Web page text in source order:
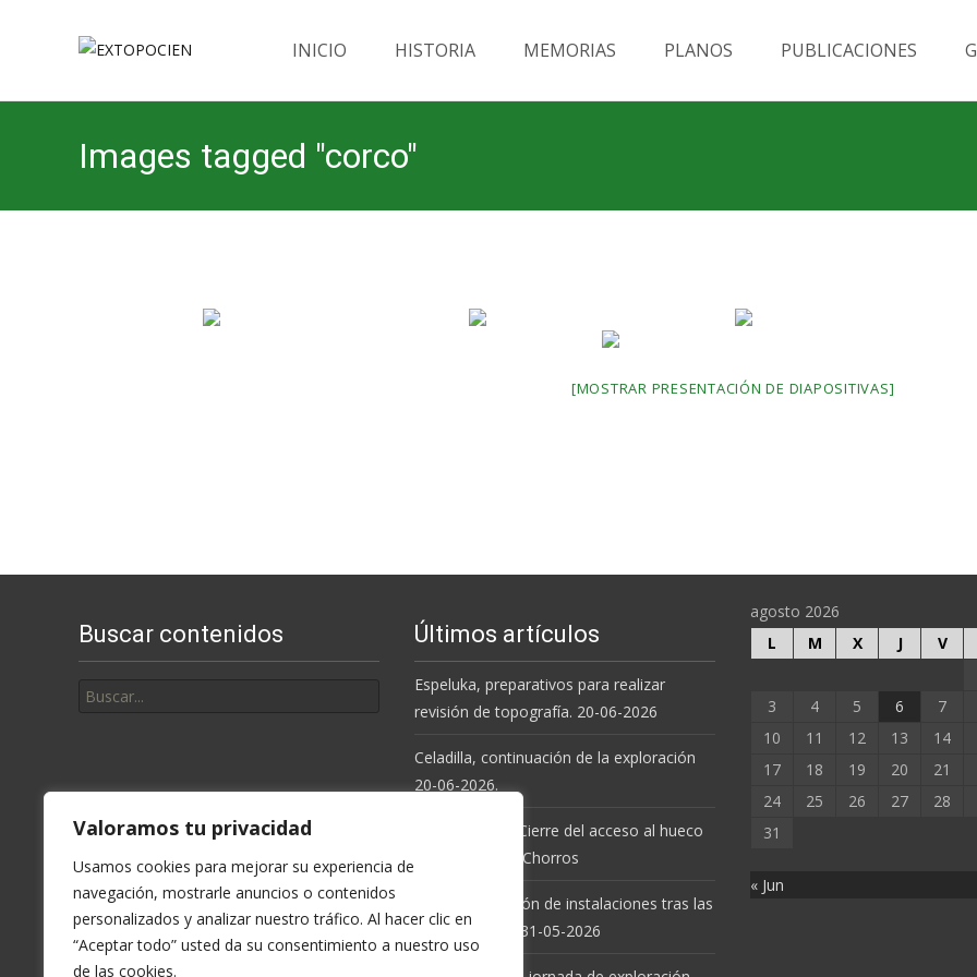
Valoramos tu privacidad
Usamos cookies para mejorar su experiencia de
navegación, mostrarle anuncios o contenidos
personalizados y analizar nuestro tráfico. Al hacer clic en
“Aceptar todo” usted da su consentimiento a nuestro uso
de las cookies.
INICIO HISTORIA MEMORIAS PLANOS PUBLICACIONES
Images tagged "corco"
[MOSTRAR PRESENTACIÓN DE DIAPOSITIVAS]
Buscar contenidos
por:
Últimos artículos
Espeluka, preparativos para realizar
revisión de topografía. 20-06-2026
Celadilla, continuación de la exploración
20-06-2026.
Resolución de Cierre del acceso al hueco
de la Cueva de Chorros
Espeluka, revisión de instalaciones tras las
últimas lluvias. 31-05-2026
agosto 2026
L
M X J V
3
4 5 6 7
10
11 12 13 14
17
18 19 20 21
24
25 26 27 28
31
« Jun